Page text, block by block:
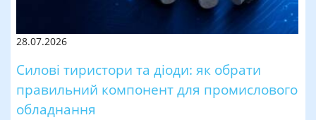
28.07.2026
Силові тиристори та діоди: як обрати
правильний компонент для промислового
обладнання